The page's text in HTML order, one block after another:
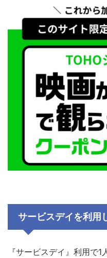
サービスデイを利用
『サービスデイ』利用で1